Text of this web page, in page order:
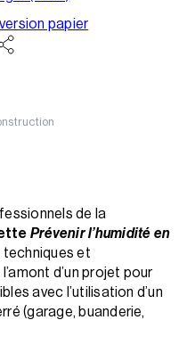
papier
de la
Prévenir l’humidité en
et
d’un projet pour
avec l’utilisation d’un
(garage, buanderie,